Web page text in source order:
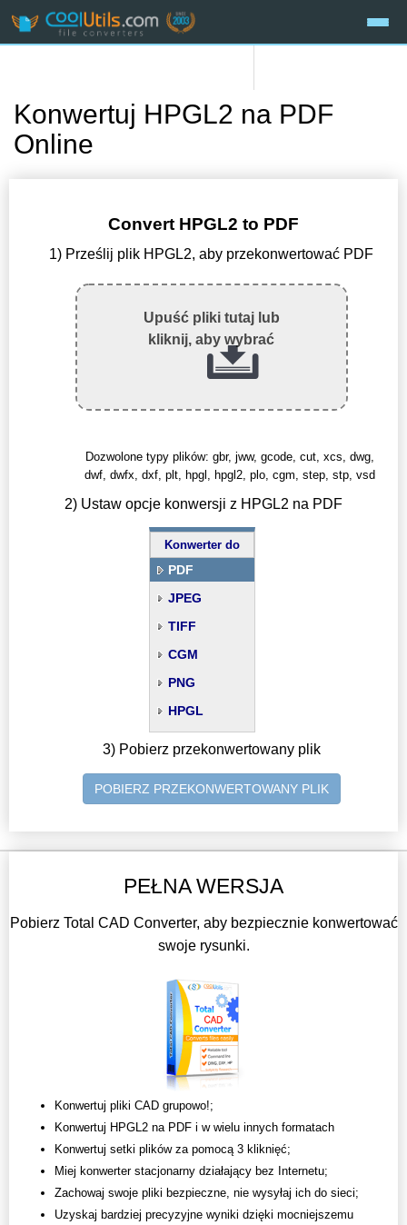
Konwertuj HPGL2 na PDF
Online
Convert HPGL2 to PDF
1) Prześlij plik HPGL2, aby przekonwertować PDF
Upuść pliki tutaj lub
kliknij, aby wybrać
Dozwolone typy plików: gbr, jww, gcode, cut, xcs, dwg,
dwf, dwfx, dxf, plt, hpgl, hpgl2, plo, cgm, step, stp, vsd
2) Ustaw opcje konwersji z HPGL2 na PDF
Konwerter do
PDF
JPEG
TIFF
CGM
PNG
HPGL
3) Pobierz przekonwertowany plik
POBIERZ PRZEKONWERTOWANY PLIK
PEŁNA WERSJA
Pobierz Total CAD Converter, aby bezpiecznie konwertować
swoje rysunki.
Konwertuj pliki CAD grupowo!;
Konwertuj HPGL2 na PDF i w wielu innych formatach
Konwertuj setki plików za pomocą 3 kliknięć;
Miej konwerter stacjonarny działający bez Internetu;
Zachowaj swoje pliki bezpieczne, nie wysyłaj ich do sieci;
Uzyskaj bardziej precyzyjne wyniki dzięki mocniejszemu